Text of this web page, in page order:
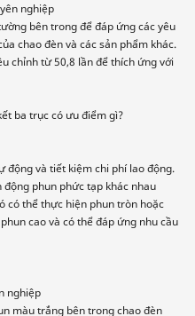
nghiệp
bên trong để đáp ứng các yêu
chao đèn và các sản phẩm khác.
chỉnh từ 50,8 lần để thích ứng với
ba trục có ưu điểm gì?
động và tiết kiệm chi phí lao động.
phun phức tạp khác nhau
có thể thực hiện phun tròn hoặc
cao và có thể đáp ứng nhu cầu
nghiệp
màu trắng bên trong chao đèn